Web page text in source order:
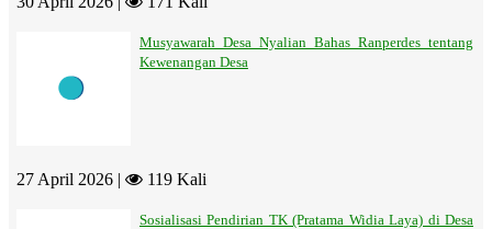
Musyawarah Desa Nyalian Bahas Ranperdes tentang
Kewenangan Desa
27 April 2026 | 119 Kali
Sosialisasi Pendirian TK (Pratama Widia Laya) di Desa